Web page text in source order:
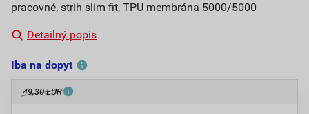
pracovné, strih slim fit, TPU membrána 5000/5000
Detailný popis
Iba na dopyt
49,30 EUR